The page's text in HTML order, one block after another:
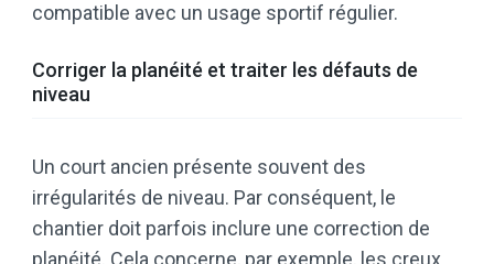
compatible avec un usage sportif régulier.
Corriger la planéité et traiter les défauts de
niveau
Un court ancien présente souvent des
irrégularités de niveau. Par conséquent, le
chantier doit parfois inclure une correction de
planéité. Cela concerne, par exemple, les creux